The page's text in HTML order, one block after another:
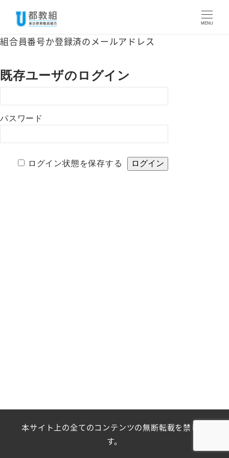
ン
ン
テ
ツ
へ
移
MENU
組合員番号か登録済のメールアドレス
既存ユーザのログイン
パスワード
ログイン状態を保存する
本サイト上の全てのコンテンツの無断転載を禁じま
す。